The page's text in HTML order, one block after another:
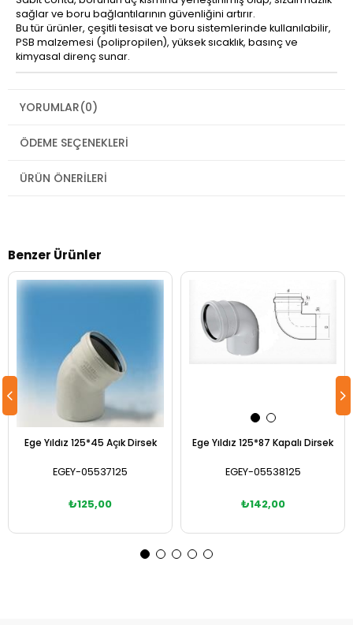
sağlar ve boru bağlantılarının güvenliğini artırır.
Bu tür ürünler, çeşitli tesisat ve boru sistemlerinde kullanılabilir,
PSB malzemesi (polipropilen), yüksek sıcaklık, basınç ve
kimyasal direnç sunar.
YORUMLAR(0)
ÖDEME SEÇENEKLERI
ÜRÜN ÖNERILERI
Benzer Ürünler
Ege Yıldız 125*45 Açık Dirsek
EGEY-05537125
₺125,00
Ege Yıldız 125*87 Kapalı Dirsek
EGEY-05538125
₺142,00